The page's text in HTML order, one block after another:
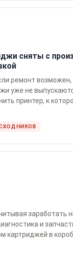
сняты с
ремонт возможен,
уже не
принтер, к
заработать
и
в